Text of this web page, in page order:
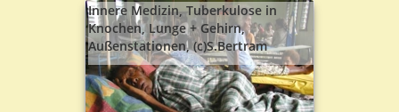
Innere Medizin,Tuberkulose in
Knochen, Lunge + Gehirn,
Außenstationen,(c)S.Bertram